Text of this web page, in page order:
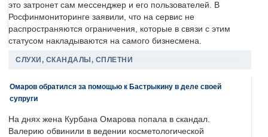
это затронет сам мессенджер и его пользователей. В
Росфинмониторинге заявили, что на сервис не
распространяются ограничения, которые в связи с этим
статусом накладываются на самого бизнесмена.
СЛУХИ, СКАНДАЛЫ, СПЛЕТНИ
Омаров обратился за помощью к Бастрыкину в деле своей
супруги
На днях жена Курбана Омарова попала в скандал.
Валерию обвинили в ведении косметологической